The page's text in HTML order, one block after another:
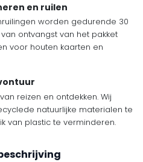
en ruilen
worden gedurende 30
ontvangst van het pakket
voor houten kaarten en
reizen en ontdekken. Wij
natuurlijke materialen te
van plastic te verminderen.